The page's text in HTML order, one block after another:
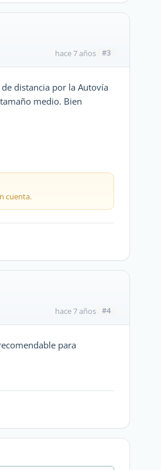
hace 7 años #3
distancia por la Autovía
medio. Bien
cuenta.
hace 7 años #4
para